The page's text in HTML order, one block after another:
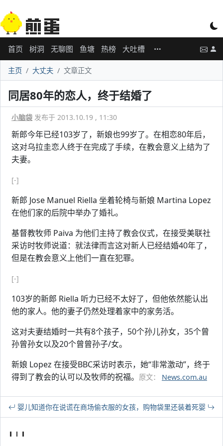
首页 树洞 无聊图 鱼塘 热榜 大吐槽
主页 大丈夫 文章正文
同居80年的恋人，终于结婚了
小脑袋 发布于 2013.10.19 , 11:30
新郎今年已经103岁了，新娘也99岁了。在相恋80年后，
这对乌拉圭恋人终于在完成了手续，在教会意义上结为了
夫妻。
[-]
新郎 Jose Manuel Riella 坐着轮椅与新娘 Martina Lopez
在他们家的后院中举办了婚礼。
基督教牧师 Paiva 为他们主持了教会仪式，在接受美联社
采访时牧师说道：就法律而言这对新人已经结婚40年了，
但是在教会意义上他们一直在犯罪。
[-]
103岁的新郎 Riella 听力已经不太好了，但他依然能认出
他的家人。他的妻子仍然处理着家中的家务活。
这对夫妻结婚时一共有8个孩子，50个孙儿孙女，35个曾
孙曾孙女以及20个曾曾孙子/女。
新娘 Lopez 在接受BBC采访时表示，她“非常激动”，终于
得到了教会的认可以及牧师的祝福。 原文： News.com.au
婴儿知道你在说谎在商场偷衣服的女孩，购物袋里还装着死婴